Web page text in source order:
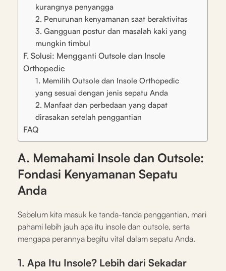
kurangnya penyangga
2. Penurunan kenyamanan saat beraktivitas
3. Gangguan postur dan masalah kaki yang
mungkin timbul
F. Solusi: Mengganti Outsole dan Insole
Orthopedic
1. Memilih Outsole dan Insole Orthopedic
yang sesuai dengan jenis sepatu Anda
2. Manfaat dan perbedaan yang dapat
dirasakan setelah penggantian
FAQ
A. Memahami Insole dan Outsole:
Fondasi Kenyamanan Sepatu
Anda
Sebelum kita masuk ke tanda-tanda penggantian, mari
pahami lebih jauh apa itu insole dan outsole, serta
mengapa perannya begitu vital dalam sepatu Anda.
1. Apa Itu Insole? Lebih dari Sekadar